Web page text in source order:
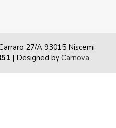
27/A 93015 Niscemi
| Designed by Carnova